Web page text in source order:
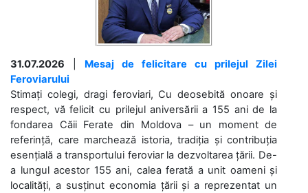
31.07.2026
Mesaj de felicitare cu prilejul Zilei
Feroviarului
Stimați colegi, dragi feroviari, Cu deosebită onoare și
respect, vă felicit cu prilejul aniversării a 155 ani de la
fondarea Căii Ferate din Moldova – un moment de
referință, care marchează istoria, tradiția și contribuția
esențială a transportului feroviar la dezvoltarea țării. De-
a lungul acestor 155 ani, calea ferată a unit oameni și
localități, a susținut economia țării și a reprezentat un